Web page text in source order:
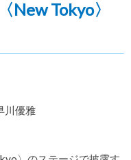
Tokyo〉
川優雅